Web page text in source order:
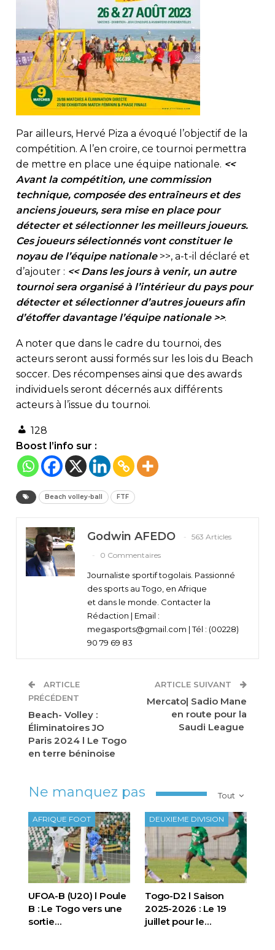
Par ailleurs, Hervé Piza a évoqué l’objectif de la
compétition. A l’en croire, ce tournoi permettra
de mettre en place une équipe nationale. <<
Avant la compétition, une commission
technique, composée des entraîneurs et des
anciens joueurs, sera mise en place pour
détecter et sélectionner les meilleurs joueurs.
Ces joueurs sélectionnés vont constituer le
noyau de l’équipe nationale>>, a-t-il déclaré et
d’ajouter : << Dans les jours à venir, un autre
tournoi sera organisé à l’intérieur du pays pour
détecter et sélectionner d’autres joueurs afin
d’étoffer davantage l’équipe nationale >>.
A noter que dans le cadre du tournoi, des
acteurs seront aussi formés sur les lois du Beach
soccer. Des récompenses ainsi que des awards
individuels seront décernés aux différents
acteurs à l’issue du tournoi.
128
Boost l’info sur :
Beach volley-ball FTF
Godwin AFEDO
563 Articles
0 Commentaires
Journaliste sportif togolais. Passionné
des sports au Togo, en Afrique
et dans le monde. Contacter la
Rédaction | Email :
megasports@gmail.com | Tél : (00228)
90 79 69 83
ARTICLE
PRÉCÉDENT
Beach- Volley :
Éliminatoires JO
Paris 2024 l Le Togo
en terre béninoise
ARTICLE SUIVANT
Mercato| Sadio Mane
en route pour la
Saudi League
Tout
Ne manquez pas
AFRIQUE FOOT
UFOA-B (U20) l Poule
B : Le Togo vers une
sortie…
DEUXIEME DIVISION
Togo-D2 l Saison
2025-2026 : Le 19
juillet pour le…